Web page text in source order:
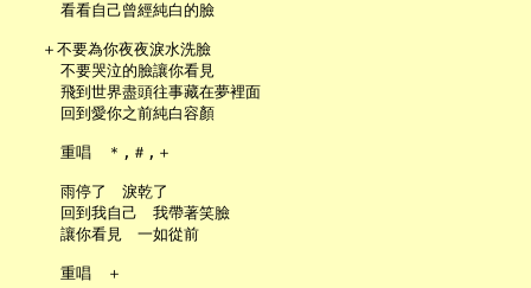
     看看自己曾經純白的臉
   ＋不要為你夜夜淚水洗臉
     不要哭泣的臉讓你看見
     飛到世界盡頭往事藏在夢裡面
     回到愛你之前純白容顏
     重唱　＊,＃,＋
     雨停了　淚乾了
     回到我自己　我帶著笑臉
     讓你看見　一如從前